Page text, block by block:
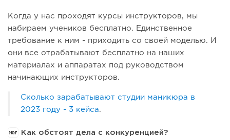
Когда у нас проходят курсы инструкторов, мы
набираем учеников бесплатно. Единственное
требование к ним - приходить со своей моделью. И
они все отрабатывают бесплатно на наших
материалах и аппаратах под руководством
начинающих инструкторов.
Сколько зарабатывают студии маникюра в
2023 году - 3 кейса.
Как обстоят дела с конкуренцией?